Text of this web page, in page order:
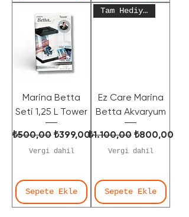
Marina Betta
Seti 1,25 L Tower
Normal Fiyat
₺500,00 İndirimli Fiyat
₺399,00
Vergi dahil
Sepete Ekle
Tam Hediyelik!
Ez Care Marina
Betta Akvaryum
Normal Fiyat
₺1.100,00 İndirimli Fiyat
₺800,00
Vergi dahil
Sepete Ekle